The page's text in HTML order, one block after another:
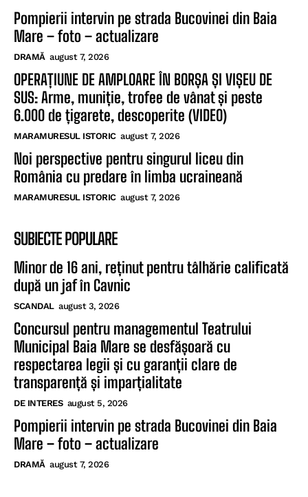
Pompierii intervin pe strada Bucovinei din Baia
Mare – foto – actualizare
DRAMĂ august 7, 2026
OPERAȚIUNE DE AMPLOARE ÎN BORȘA ȘI VIȘEU DE
SUS: Arme, muniție, trofee de vânat și peste
6.000 de țigarete, descoperite (VIDEO)
MARAMURESUL ISTORIC august 7, 2026
Noi perspective pentru singurul liceu din
România cu predare în limba ucraineană
MARAMURESUL ISTORIC august 7, 2026
SUBIECTE POPULARE
Minor de 16 ani, reținut pentru tâlhărie calificată
după un jaf în Cavnic
SCANDAL august 3, 2026
Concursul pentru managementul Teatrului
Municipal Baia Mare se desfășoară cu
respectarea legii și cu garanții clare de
transparență și imparțialitate
DE INTERES august 5, 2026
Pompierii intervin pe strada Bucovinei din Baia
Mare – foto – actualizare
DRAMĂ august 7, 2026